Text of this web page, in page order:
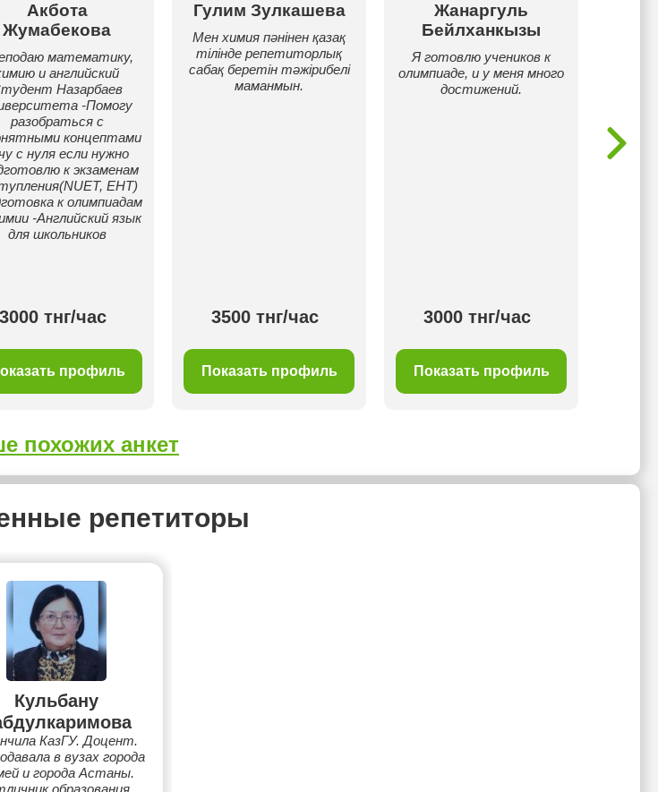
Акбота
Жумабекова
математику,
и английский
Назарбаев
-Помогу
разобраться с
концептами
с нуля если нужно
к экзаменам
ЕНТ)
к олимпиадам
-Английский язык
для школьников
3000 тнг/час
профиль
Гулим Зулкашева
Мен химия пәнінен қазақ
тілінде репетиторлық
сабақ беретін тәжірибелі
маманмын.
3500 тнг/час
Показать профиль
Жанаргуль
Бейлханкызы
Я готовлю учеников к
олимпиаде, и у меня много
достижений.
3000 тнг/час
Показать профиль
и
похожих анкет
репетиторы
Кульбану
КазГУ. Доцент.
в вузах города
и города Астаны.
образования